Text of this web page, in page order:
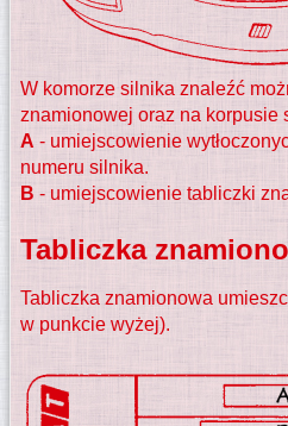
W komorze silnika znaleźć
znamionowej oraz na korpusie
A - umiejscowienie
numeru silnika.
B - umiejscowienie tabliczki
Tabliczka
Tabliczka znamionowa
w punkcie wyżej).